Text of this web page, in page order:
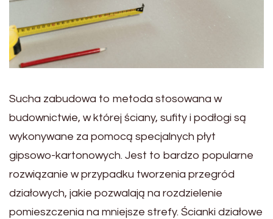
Sucha zabudowa to metoda stosowana w
budownictwie, w której ściany, sufity i podłogi są
wykonywane za pomocą specjalnych płyt
gipsowo-kartonowych. Jest to bardzo popularne
rozwiązanie w przypadku tworzenia przegród
działowych, jakie pozwalają na rozdzielenie
pomieszczenia na mniejsze strefy. Ścianki działowe